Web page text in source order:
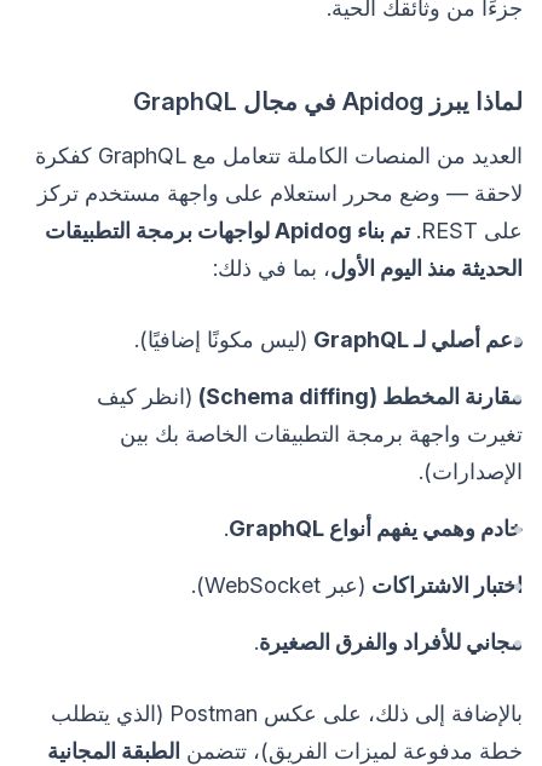
جزءًا من وثائقك الحية.
لماذا يبرز Apidog في مجال GraphQL
العديد من المنصات الكاملة تتعامل مع GraphQL كفكرة
لاحقة — وضع محرر استعلام على واجهة مستخدم تركز
على REST.
تم بناء Apidog لواجهات برمجة التطبيقات
الحديثة منذ اليوم الأول، بما في ذلك:
دعم أصلي لـ GraphQL (ليس مكونًا إضافيًا).
مقارنة المخطط (Schema diffing)
(انظر كيف
تغيرت واجهة برمجة التطبيقات الخاصة بك بين
الإصدارات).
خادم وهمي يفهم أنواع GraphQL .
اختبار الاشتراكات (عبر WebSocket).
مجاني للأفراد والفرق الصغيرة.
بالإضافة إلى ذلك، على عكس Postman (الذي يتطلب
خطة مدفوعة لميزات الفريق)، تتضمن الطبقة المجانية